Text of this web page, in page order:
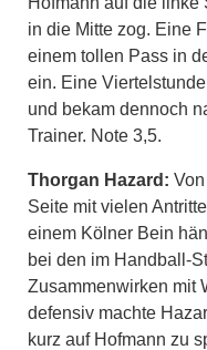
in die Mitte zog. Eine
einem tollen Pass in
ein. Eine
und bekam dennoch
Trainer. Note 3,5.
Thorgan Hazard:
Seite mit vielen
einem Kölner Bein
bei den im Handball-
Zusammenwirken mit
defensiv machte
kurz auf Hofmann zu